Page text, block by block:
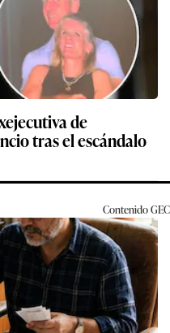
de
tras el escándalo
ContenidoGEC